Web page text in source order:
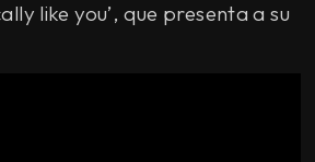
like you’, que presenta a su